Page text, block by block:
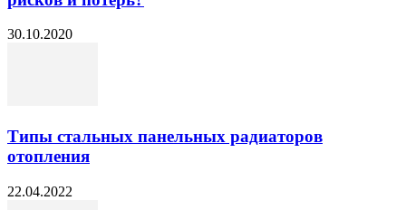
30.10.2020
Типы стальных панельных радиаторов
отопления
22.04.2022